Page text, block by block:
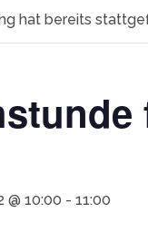
hat bereits
@ 10:00 - 11:00